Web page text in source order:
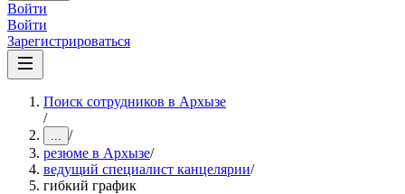
Войти
Войти
Зарегистрироваться
Поиск сотрудников в Архызе
/
... /
резюме в Архызе/
ведущий специалист канцелярии/
гибкий график